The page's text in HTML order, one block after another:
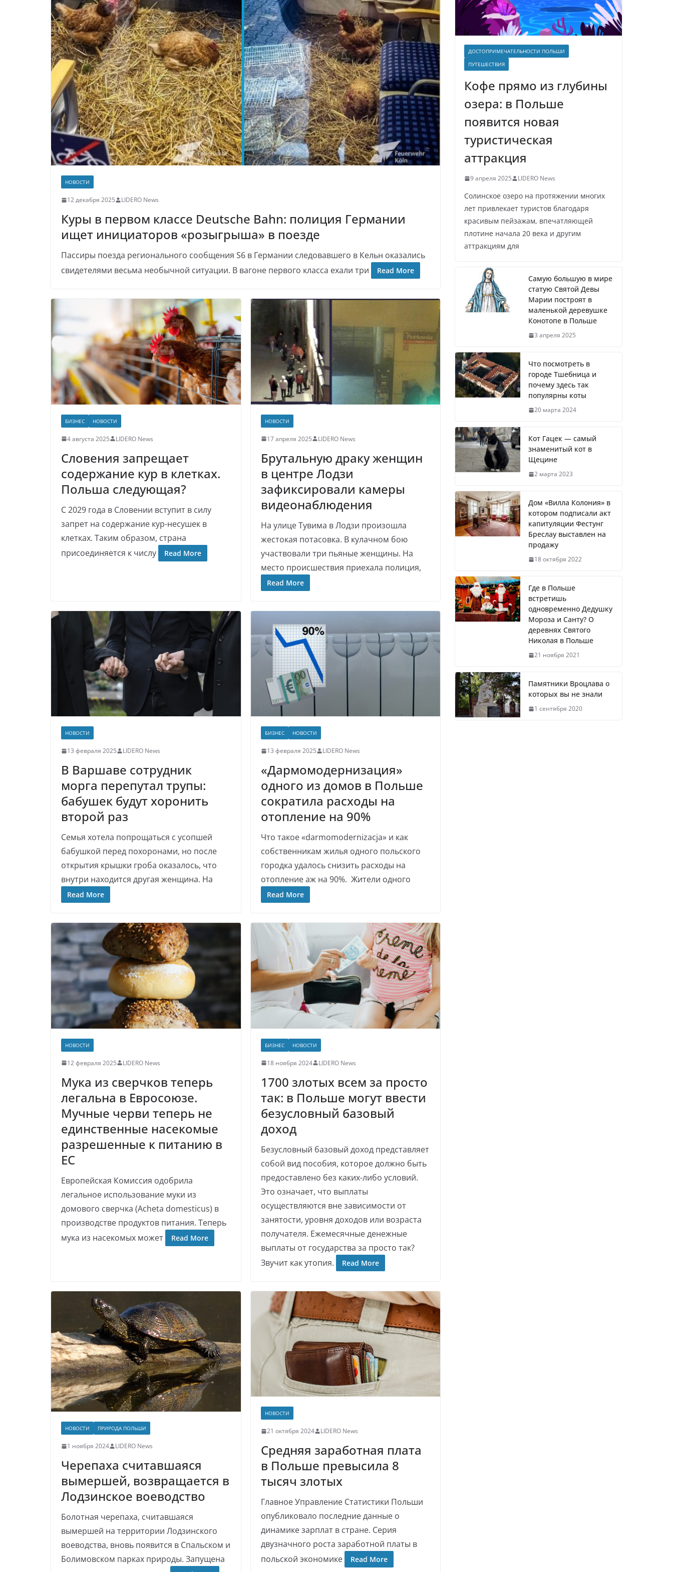
НОВОСТИ
12 декабря 2025 LIDERO News
Куры в первом классе Deutsche Bahn: полиция Германии
ищет инициаторов «розыгрыша» в поезде
Пассиры поезда регионального сообщения S6 в Германии следовавшего в Кельн оказались
свидетелями весьма необычной ситуации. В вагоне первого класса ехали три
Read More
БИЗНЕС НОВОСТИ
4 августа 2025 LIDERO News
Словения запрещает
содержание кур в клетках.
Польша следующая?
С 2029 года в Словении вступит в силу
запрет на содержание кур-несушек в
клетках. Таким образом, страна
присоединяется к числу
Read More
НОВОСТИ
17 апреля 2025 LIDERO News
Брутальную драку женщин
в центре Лодзи
зафиксировали камеры
видеонаблюдения
На улице Тувима в Лодзи произошла
жестокая потасовка. В кулачном бою
участвовали три пьяные женщины. На
место происшествия приехала полиция,
Read More
НОВОСТИ
13 февраля 2025 LIDERO News
В Варшаве сотрудник
морга перепутал трупы:
бабушек будут хоронить
второй раз
Семья хотела попрощаться с усопшей
бабушкой перед похоронами, но после
открытия крышки гроба оказалось, что
внутри находится другая женщина. На
Read More
БИЗНЕС НОВОСТИ
13 февраля 2025 LIDERO News
«Дармомодернизация»
одного из домов в Польше
сократила расходы на
отопление на 90%
Что такое «darmomodernizacja» и как
собственникам жилья одного польского
городка удалось снизить расходы на
отопление аж на 90%. Жители одного
Read More
НОВОСТИ
12 февраля 2025 LIDERO News
Мука из сверчков теперь
легальна в Евросоюзе.
Мучные черви теперь не
единственные насекомые
разрешенные к питанию в
ЕС
Европейская Комиссия одобрила
легальное использование муки из
домового сверчка (Acheta domesticus) в
производстве продуктов питания. Теперь
мука из насекомых может
Read More
БИЗНЕС НОВОСТИ
18 ноября 2024 LIDERO News
1700 злотых всем за просто
так: в Польше могут ввести
безусловный базовый
доход
Безусловный базовый доход представляет
собой вид пособия, которое должно быть
предоставлено без каких-либо условий.
Это означает, что выплаты
осуществляются вне зависимости от
занятости, уровня доходов или возраста
получателя. Ежемесячные денежные
выплаты от государства за просто так?
Звучит как утопия.
Read More
НОВОСТИ ПРИРОДА ПОЛЬШИ
1 ноября 2024 LIDERO News
Черепаха считавшаяся
вымершей, возвращается в
Лодзинское воеводство
Болотная черепаха, считавшаяся
вымершей на территории Лодзинского
воеводства, вновь появится в Спальском и
Болимовском парках природы. Запущена
НОВОСТИ
21 октября 2024 LIDERO News
Средняя заработная плата
в Польше превысила 8
тысяч злотых
Главное Управление Статистики Польши
опубликовало последние данные о
динамике зарплат в стране. Серия
двузначного роста заработной платы в
польской экономике
Read More
ДОСТОПРИМЕЧАТЕЛЬНОСТИ ПОЛЬШИ
ПУТЕШЕСТВИЯ
Кофе прямо из глубины
озера: в Польше
появится новая
туристическая
аттракция
9 апреля 2025 LIDERO News
Солинское озеро на протяжении многих
лет привлекает туристов благодаря
красивым пейзажам, впечатляющей
плотине начала 20 века и другим
аттракциям для
Самую большую в мире
статую Святой Девы
Марии построят в
маленькой деревушке
Конотопе в Польше
3 апреля 2025
Что посмотреть в
городе Тшебница и
почему здесь так
популярны коты
20 марта 2024
Кот Гацек — самый
знаменитый кот в
Щецине
2 марта 2023
Дом «Вилла Колония» в
котором подписали акт
капитуляции Фестунг
Бреслау выставлен на
продажу
18 октября 2022
Где в Польше
встретишь
одновременно Дедушку
Мороза и Санту? О
деревнях Святого
Николая в Польше
21 ноября 2021
Памятники Вроцлава о
которых вы не знали
1 сентября 2020